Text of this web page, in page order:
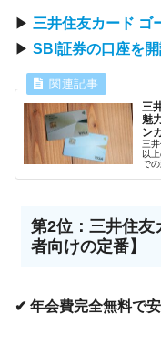
▶ 三井住友カード ゴ
▶ SBI証券の口座を
三
魅
ン
三
以
で
第2位：三井住
者向けの定番】
✔︎ 年会費完全無料で